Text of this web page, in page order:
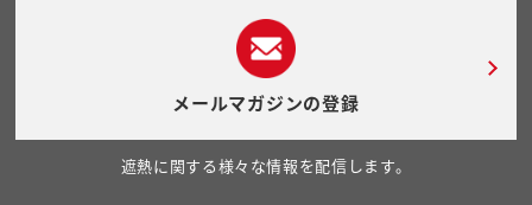
メールマガジンの登録
遮熱に関する様々な情報を配信します。